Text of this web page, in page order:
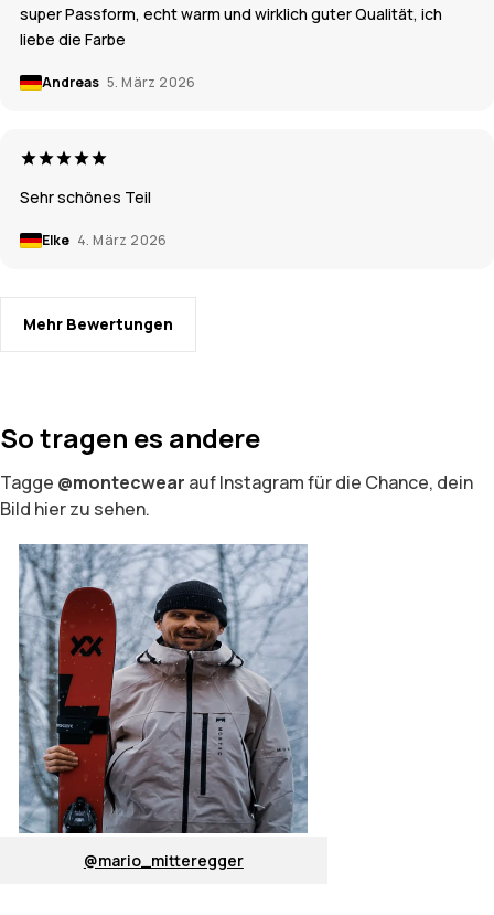
super Passform, echt warm und wirklich guter Qualität, ich
liebe die Farbe
Andreas 5. März 2026
Sehr schönes Teil
Elke 4. März 2026
Mehr Bewertungen
So tragen es andere
Tagge @montecwear auf Instagram für die Chance, dein
Bild hier zu sehen.
@mario_mitteregger